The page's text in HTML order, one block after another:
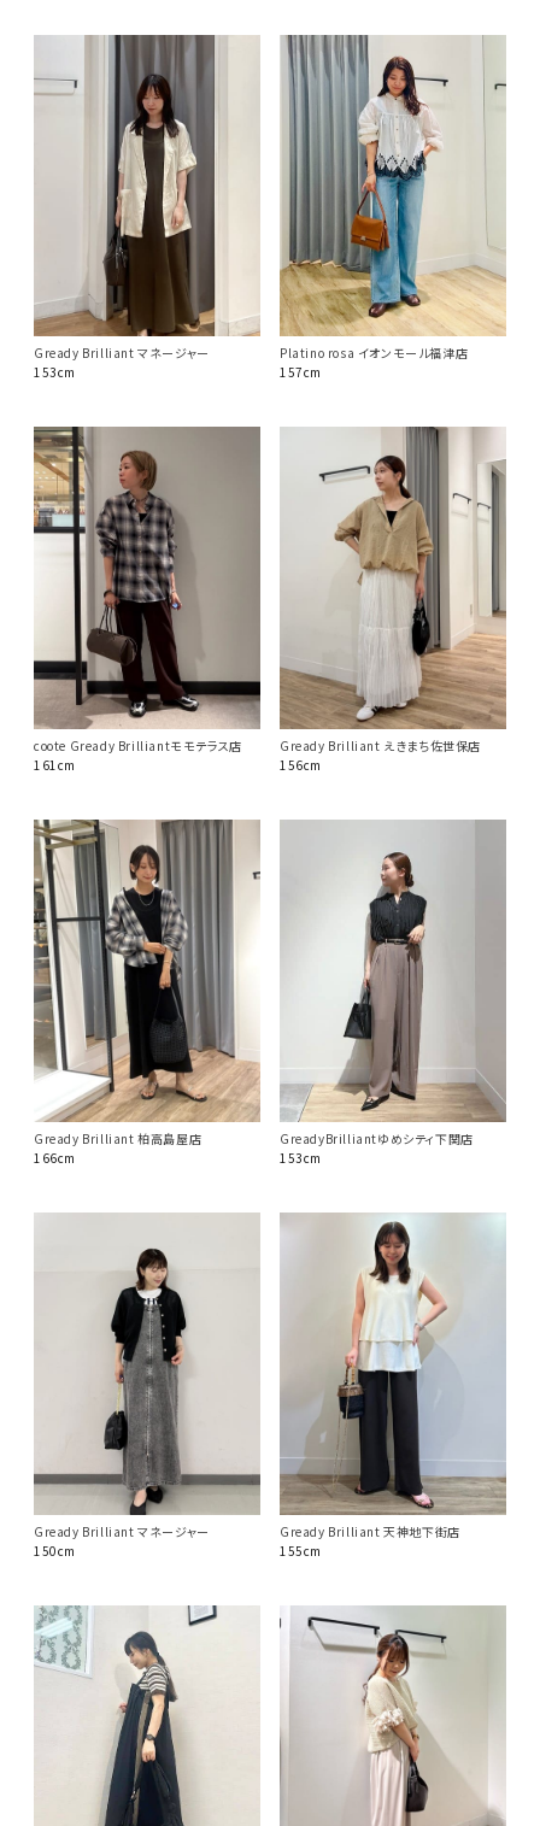
Gready Brilliant マネージャー
153cm
Platino rosa イオンモール福津店
157cm
coote Gready Brilliantモモテラス店
161cm
Gready Brilliant えきまち佐世保店
156cm
Gready Brilliant 柏高島屋店
166cm
GreadyBrilliantゆめシティ下関店
153cm
Gready Brilliant マネージャー
150cm
Gready Brilliant 天神地下街店
155cm